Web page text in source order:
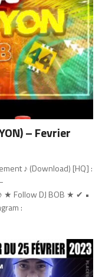
– Fevrier
♪ (Download) [HQ] :
★ Follow DJ BOB ★ ✔ •
: